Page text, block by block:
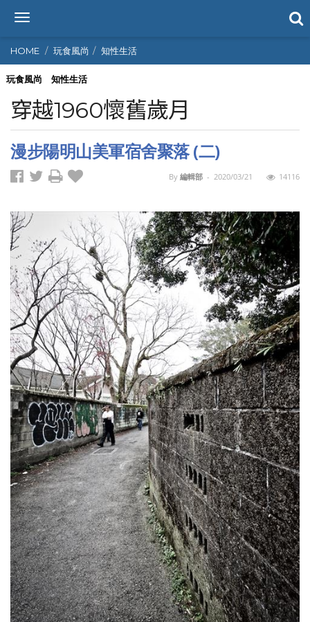
T
g
g
l
n
a
i
o
HOME 玩食風尚 知性生活
玩食風尚 知性生活
穿越1960懷舊歲月
漫步陽明山美軍宿舍聚落 (二)
By 編輯部 - 2020/03/21 14116